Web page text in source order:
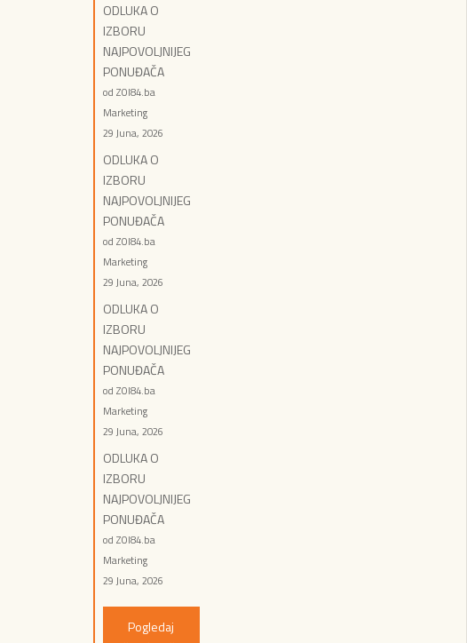
ODLUKA O
IZBORU
NAJPOVOLJNIJEG
PONUĐAČA
od ZOI84.ba
Marketing
29 Juna, 2026
ODLUKA O
IZBORU
NAJPOVOLJNIJEG
PONUĐAČA
od ZOI84.ba
Marketing
29 Juna, 2026
ODLUKA O
IZBORU
NAJPOVOLJNIJEG
PONUĐAČA
od ZOI84.ba
Marketing
29 Juna, 2026
ODLUKA O
IZBORU
NAJPOVOLJNIJEG
PONUĐAČA
od ZOI84.ba
Marketing
29 Juna, 2026
Pogledaj